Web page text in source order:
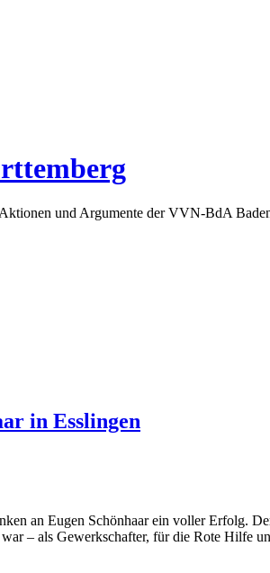
Aktionen und Argumente der VVN-BdA
in Esslingen
an Eugen Schönhaar ein voller Erfolg.
– als Gewerkschafter, für die Rote Hilfe